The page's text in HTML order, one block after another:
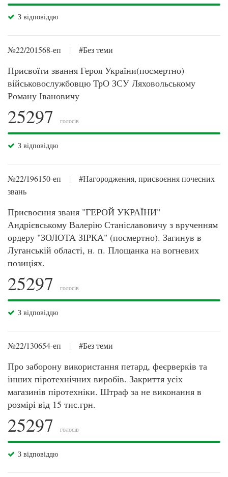
З відповіддю
№22/201568-еп | #Без теми
Присвоїти звання Героя України(посмертно)
військовослужбовцю ТрО ЗСУ Ляховольському
Роману Івановичу
25297 голосів
З відповіддю
№22/196150-еп |
#Нагородження, присвоєння почесних
звань
Присвоєння званя "ГЕРОЙ УКРАЇНИ"
Андрієвському Валерію Станіславовичу з врученням
ордеру "ЗОЛОТА ЗІРКА" (посмертно). Загинув в
Луганській області, н. п. Площанка на вогневих
позиціях.
25297 голосів
З відповіддю
№22/130654-еп | #Без теми
Про заборону використання петард, феєрверків та
інших піротехнічних виробів. Закриття усіх
магазинів піротехніки. Штраф за не виконання в
розмірі від 15 тис.грн.
25297 голосів
З відповіддю